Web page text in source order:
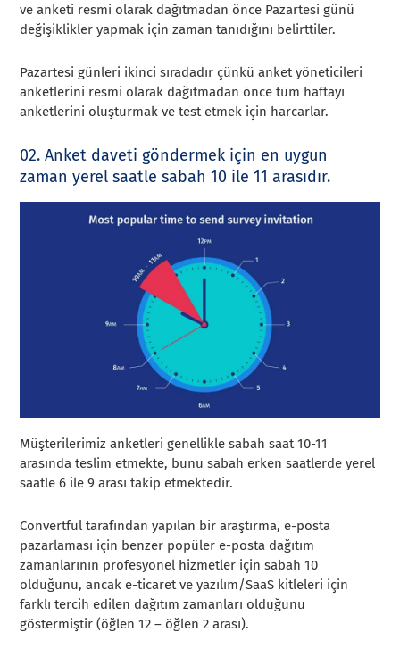
ve anketi resmi olarak dağıtmadan önce Pazartesi günü
değişiklikler yapmak için zaman tanıdığını belirttiler.
Pazartesi günleri ikinci sıradadır çünkü anket yöneticileri
anketlerini resmi olarak dağıtmadan önce tüm haftayı
anketlerini oluşturmak ve test etmek için harcarlar.
02. Anket daveti göndermek için en uygun
zaman yerel saatle sabah 10 ile 11 arasıdır.
Müşterilerimiz anketleri genellikle sabah saat 10-11
arasında teslim etmekte, bunu sabah erken saatlerde yerel
saatle 6 ile 9 arası takip etmektedir.
Convertful tarafından yapılan bir araştırma, e-posta
pazarlaması için benzer popüler e-posta dağıtım
zamanlarının profesyonel hizmetler için sabah 10
olduğunu, ancak e-ticaret ve yazılım/SaaS kitleleri için
farklı tercih edilen dağıtım zamanları olduğunu
göstermiştir (öğlen 12 – öğlen 2 arası).